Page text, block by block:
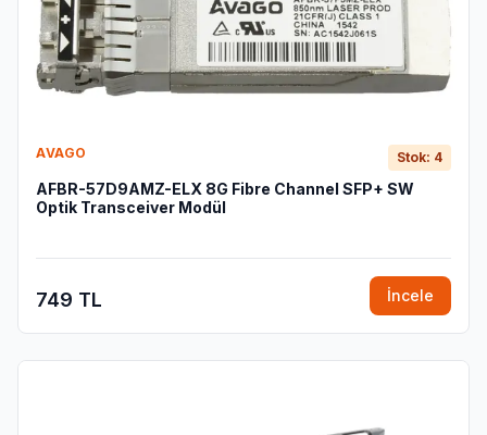
AVAGO Stok: 4
AFBR-57D9AMZ-ELX 8G Fibre Channel SFP+ SW
Optik Transceiver Modül
749 TL İncele